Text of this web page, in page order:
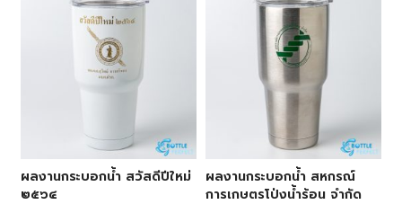
ผลงานกระบอกน้ำ สวัสดีปีใหม่
๒๕๖๔
ผลงานกระบอกน้ำ สหกรณ์
การเกษตรโป่งน้ำร้อน จำกัด